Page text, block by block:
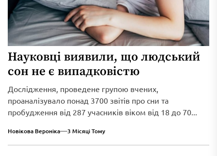
Науковці виявили, що людський
сон не є випадковістю
Дослідження, проведене групою вчених,
проаналізувало понад 3700 звітів про сни та
пробудження від 287 учасників віком від 18 до 70...
Новікова Вероніка 3 Місяці Тому